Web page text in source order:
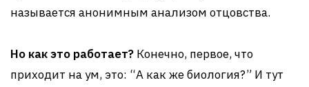
называется анонимным анализом отцовства.
Но как это работает? Конечно, первое, что
приходит на ум, это: “А как же биология?” И тут